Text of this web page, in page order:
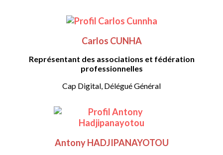
Carlos CUNHA
Représentant des associations et fédération
professionnelles
Cap Digital, Délégué Général
Antony HADJIPANAYOTOU